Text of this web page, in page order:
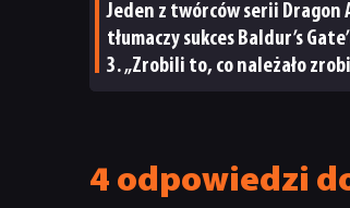
Jeden z twórców serii Dragon
tłumaczy sukces Baldur’s
3. „Zrobili to, co należało
4 odpowiedzi